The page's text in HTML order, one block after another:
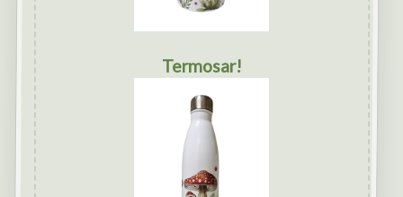
Termosar!